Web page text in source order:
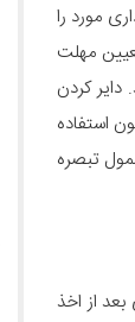
مورد را
تعیین مهلت
کردن
استفاده
تبصره
از اخذ